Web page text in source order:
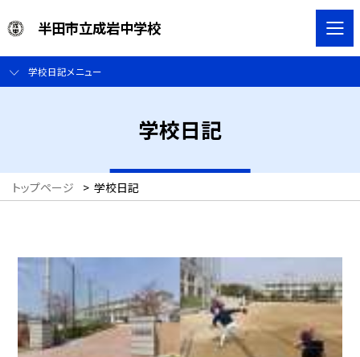
半田市立成岩中学校
学校日記メニュー
学校日記
トップページ > 学校日記